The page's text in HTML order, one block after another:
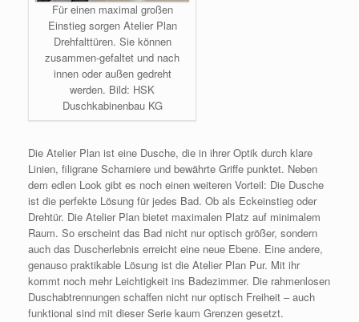
Für einen maximal großen
Einstieg sorgen Atelier Plan
Drehfalttüren. Sie können
zusammen-gefaltet und nach
innen oder außen gedreht
werden. Bild: HSK
Duschkabinenbau KG
Die Atelier Plan ist eine Dusche, die in ihrer Optik durch klare
Linien, filigrane Scharniere und bewährte Griffe punktet. Neben
dem edlen Look gibt es noch einen weiteren Vorteil: Die Dusche
ist die perfekte Lösung für jedes Bad. Ob als Eckeinstieg oder
Drehtür. Die Atelier Plan bietet maximalen Platz auf minimalem
Raum. So erscheint das Bad nicht nur optisch größer, sondern
auch das Duscherlebnis erreicht eine neue Ebene. Eine andere,
genauso praktikable Lösung ist die Atelier Plan Pur. Mit ihr
kommt noch mehr Leichtigkeit ins Badezimmer. Die rahmenlosen
Duschabtrennungen schaffen nicht nur optisch Freiheit – auch
funktional sind mit dieser Serie kaum Grenzen gesetzt.